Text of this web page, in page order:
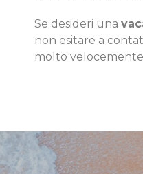
Se desideri una
non esitare a
molto